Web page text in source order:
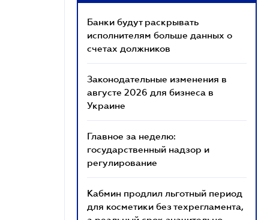
Банки будут раскрывать
исполнителям больше данных о
счетах должников
Законодательные изменения в
августе 2026 для бизнеса в
Украине
Главное за неделю:
государственный надзор и
регулирование
Кабмин продлил льготный период
для косметики без техрегламента,